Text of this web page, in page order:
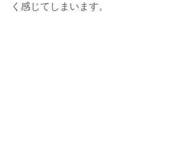
く感じてしまいます。